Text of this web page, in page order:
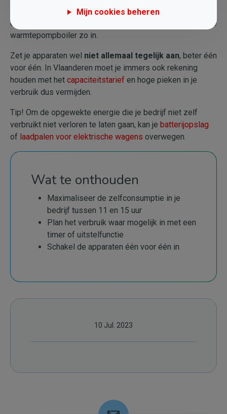
– eventueel met een timer – zo kan instellen dat die
overdag opwarmt, niet ’s nachts. En stel ook een eventuele
warmtepompboiler zo in.
Zet je apparaten wel niet allemaal tegelijk aan, beter één
voor één. In Vlaanderen moet je immers ook rekening
houden met het capaciteitstarief en hoge pieken in je
verbruik dus vermijden.
Tip! Om de opgewekte energie die je bedrijf niet zelf
verbruikt niet verloren te laten gaan, kan je batterijopslag
of laadpalen voor elektrische wagens overwegen.
Wat te onthouden
Maximaliseer de zelfconsumptie in je
bedrijf tussen 11 en 15 uur
Plan het verbruik waar mogelijk in met een
timer of uitstelfunctie
Schakel de apparaten één voor één in
10 Jul. 2023
Mijn cookies beheren